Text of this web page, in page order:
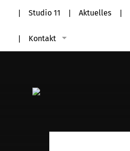
Studio 11 Aktuelles
Kontakt